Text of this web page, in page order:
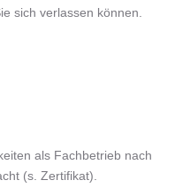
sich verlassen können.
als Fachbetrieb nach
(s. Zertifikat).